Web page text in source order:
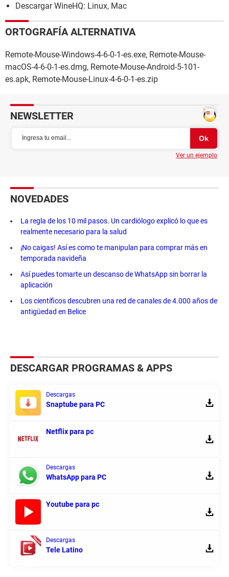
Descargar WineHQ: Linux, Mac
ORTOGRAFÍA ALTERNATIVA
Remote-Mouse-Windows-4-6-0-1-es.exe, Remote-Mouse-
macOS-4-6-0-1-es.dmg, Remote-Mouse-Android-5-101-
es.apk, Remote-Mouse-Linux-4-6-0-1-es.zip
NEWSLETTER
Ver un ejemplo
NOVEDADES
La regla de los 10 mil pasos. Un cardiólogo explicó lo que es
realmente necesario para la salud
¡No caigas! Así es como te manipulan para comprar más en
temporada navideña
Así puedes tomarte un descanso de WhatsApp sin borrar la
aplicación
Los científicos descubren una red de canales de 4.000 años de
antigüedad en Belice
DESCARGAR PROGRAMAS & APPS
Descargas
Snaptube para PC
Netflix para pc
Descargas
WhatsApp para PC
Youtube para pc
Descargas
Tele Latino